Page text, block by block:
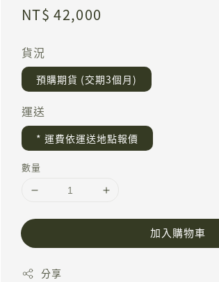
Regular
NT$ 42,000
貨況
預購期貨 (交期3個月)
運送
* 運費依運送地點報價
數量
加入購物車
分享